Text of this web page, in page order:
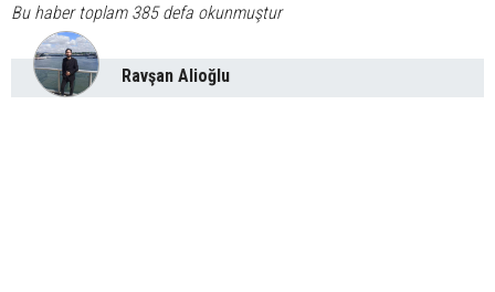
Bu haber toplam 385 defa okunmuştur
Ravşan Alioğlu